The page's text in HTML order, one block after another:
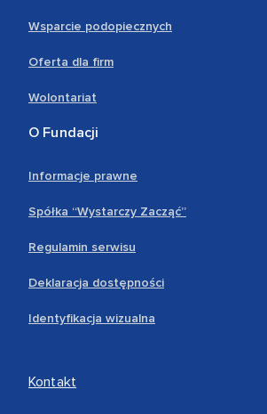
Wsparcie podopiecznych
Oferta dla firm
Wolontariat
O Fundacji
Informacje prawne
Spółka “Wystarczy Zacząć”
Regulamin serwisu
Deklaracja dostępności
Identyfikacja wizualna
Kontakt